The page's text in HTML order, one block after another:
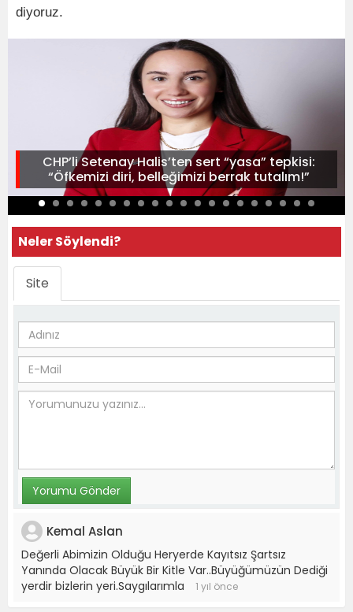
diyoruz.
CHP’li Setenay Halis’ten sert “yasa” tepkisi:
“Öfkemizi diri, belleğimizi berrak tutalım!”
Neler Söylendi?
Site
Kemal Aslan
Değerli Abimizin Olduğu Heryerde Kayıtsız Şartsız
Yanında Olacak Büyük Bir Kitle Var..Büyüğümüzün Dediği
yerdir bizlerin yeri.Saygılarımla
1 yıl önce